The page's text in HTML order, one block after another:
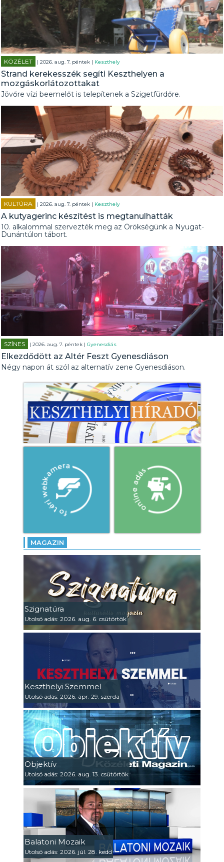
KÖZÉLET | 2026. aug. 7. péntek | Keszthely
Strand kerekesszék segíti Keszthelyen a
mozgáskorlátozottakat
Jövőre vízi beemelőt is telepítenek a Szigetfürdőre.
KULTÚRA | 2026. aug. 7. péntek | Keszthely
A kutyagerinc készítést is megtanulhatták
10. alkalommal szervezték meg az Örökségünk a Nyugat-
Dunántúlon tábort.
SZÍNES | 2026. aug. 7. péntek |Gyenesdiás
Elkezdődött az Altér Feszt Gyenesdiáson
Négy napon át szól az alternatív zene Gyenesdiáson.
MAGAZIN
Szignatúra
Utolsó adás: 2026. aug. 6. csütörtök
Keszthelyi Szemmel
Utolsó adás: 2026. ápr. 29. szerda
Objektív
Utolsó adás: 2026. aug. 13. csütörtök
Balatoni Mozaik
Utolsó adás: 2026. júl. 28. kedd